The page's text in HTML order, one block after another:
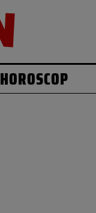
HOROSCOP